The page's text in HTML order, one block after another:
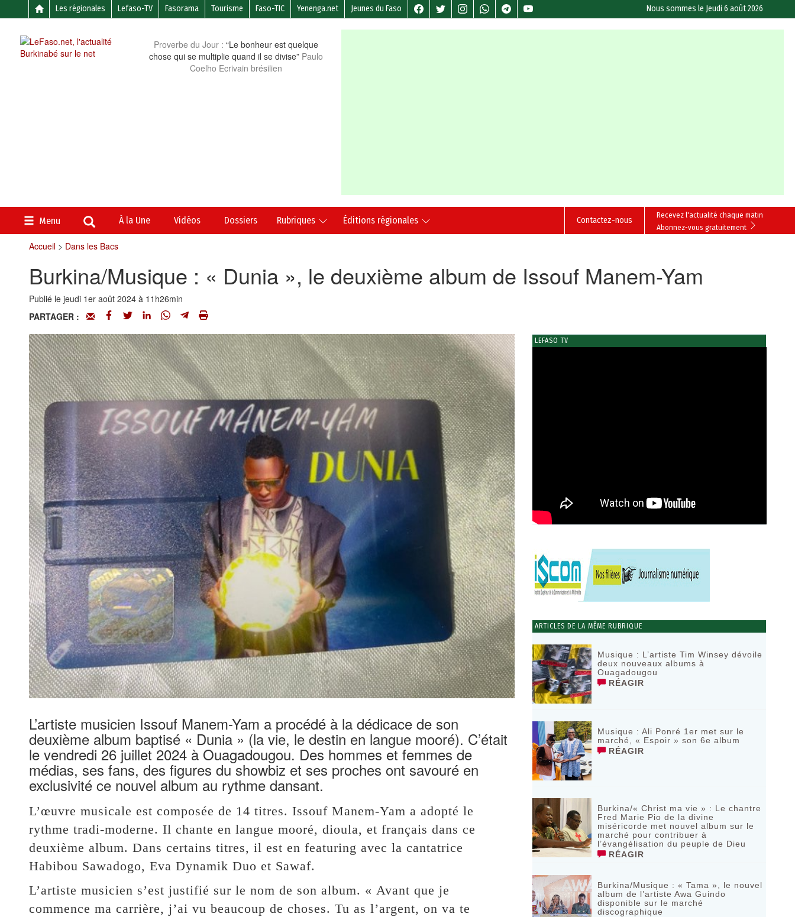
Les régionales Lefaso-TV Fasorama Tourisme Faso-TIC Yenenga.net Jeunes du Faso Nous sommes le Jeudi 6 août 2026
Proverbe du Jour : “Le bonheur est quelque
chose qui se multiplie quand il se divise” Paulo
Coelho Ecrivain brésilien
Menu À la Une Vidéos Dossiers Rubriques Éditions régionales
Recevez l'actualité chaque matin
Abonnez-vous gratuitement
Contactez-nous
Accueil> Dans les Bacs
Burkina/Musique : « Dunia », le deuxième album de Issouf Manem-Yam
Publié le jeudi 1er août 2024 à 11h26min
PARTAGER :
L’artiste musicien Issouf Manem-Yam a procédé à la dédicace de son
deuxième album baptisé « Dunia » (la vie, le destin en langue mooré). C’était
le vendredi 26 juillet 2024 à Ouagadougou. Des hommes et femmes de
médias, ses fans, des figures du showbiz et ses proches ont savouré en
exclusivité ce nouvel album au rythme dansant.
L’œuvre musicale est composée de 14 titres. Issouf Manem-Yam a adopté le
rythme tradi-moderne. Il chante en langue mooré, dioula, et français dans ce
deuxième album. Dans certains titres, il est en featuring avec la cantatrice
Habibou Sawadogo, Eva Dynamik Duo et Sawaf.
L’artiste musicien s’est justifié sur le nom de son album. « Avant que je
commence ma carrière, j’ai vu beaucoup de choses. Tu as l’argent, on va te
LEFASO TV
ARTICLES DE LA MÊME RUBRIQUE
Musique : L’artiste Tim Winsey dévoile
deux nouveaux albums à
Ouagadougou
RÉAGIR
Musique : Ali Ponré 1er met sur le
marché, « Espoir » son 6e album
RÉAGIR
Burkina/« Christ ma vie » : Le chantre
Fred Marie Pio de la divine
miséricorde met nouvel album sur le
marché pour contribuer à
l’évangélisation du peuple de Dieu
RÉAGIR
Burkina/Musique : « Tama », le nouvel
album de l’artiste Awa Guindo
disponible sur le marché
discographique